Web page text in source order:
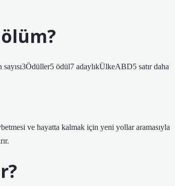
ödül7 adaylıkÜlkeABD5 satır daha
ve hayatta kalmak için yeni yollar aramasıyla